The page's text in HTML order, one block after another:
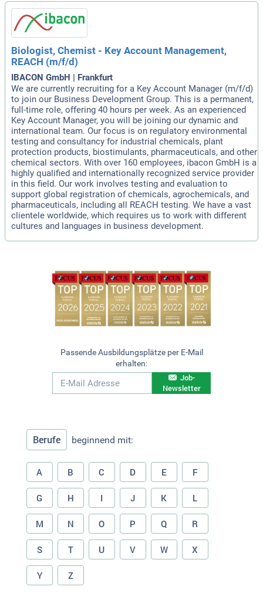
Biologist, Chemist - Key Account Management,
REACH (m/f/d)
IBACON GmbH | Frankfurt
We are currently recruiting for a Key Account Manager (m/f/d)
to join our Business Development Group. This is a permanent,
full-time role, offering 40 hours per week. As an experienced
Key Account Manager, you will be joining our dynamic and
international team. Our focus is on regulatory environmental
testing and consultancy for industrial chemicals, plant
protection products, biostimulants, pharmaceuticals, and other
chemical sectors. With over 160 employees, ibacon GmbH is a
highly qualified and internationally recognized service provider
in this field. Our work involves testing and evaluation to
support global registration of chemicals, agrochemicals, and
pharmaceuticals, including all REACH testing. We have a vast
clientele worldwide, which requires us to work with different
cultures and languages in business development.
Passende Ausbildungsplätze per E-Mail
erhalten:
Job-
Newsletter
Berufe beginnend mit:
A B C D E F
G H I J K L
M N O P Q R
S T U V W X
Y Z